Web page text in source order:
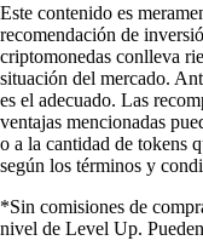
Este contenido es
recomendación de
criptomonedas conlleva
situación del mercado.
es el adecuado. Las
ventajas mencionadas
o a la cantidad de tokens
según los términos y
*Sin comisiones de
nivel de Level Up.